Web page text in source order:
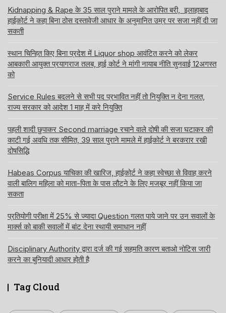
Kidnapping & Rape के 35 साल पुराने मामले के आरोपित बरी, इलाहाबाद
हाईकोर्ट ने कहा बिना ठोस दस्तावेजी आधार के अनुमानित उम्र पर सजा नहीं दी जा
सकती
स्थान चिन्हित किए बिना प्रदेश में Liquor shop आवंटित करने को लेकर
आबकारी आयुक्त प्रयागराज तलब, हाई कोर्ट ने मांगी नायाब नीति सुनवाई 12अगस्त
को
Service Rules बदलने से सभी पद प्रभावित नहीं तो नियुक्ति न देना गलत,
राज्य सरकार को आदेश 1 माह में करे नियुक्ति
पहली शादी छुपाकर Second marriage रचाने वाले दोषी की सजा घटाकर की
काटी गई अवधि तक सीमित, 39 साल पुराने मामले में हाईकोर्ट ने बरकरार रखी
दोषसिद्धि
Habeas Corpus याचिका की खारिज, हाईकोर्ट ने कहा स्वेच्छा से विवाह करने
वाली बालिग महिला को माता-पिता के पास लौटने के लिए मजबूर नहीं किया जा
सकता
प्रतियोगी परीक्षा में 25% से ज्यादा Question गलत पाये जाने पर उन सवालों के
मार्क्स को बाकी सवालों में बांट देना स्थायी समाधान नहीं
Disciplinary Authority द्वारा दर्ज की गई सहमति कारण बताओ नोटिस जारी
करने का बुनियादी आधार होती है
Tag Cloud